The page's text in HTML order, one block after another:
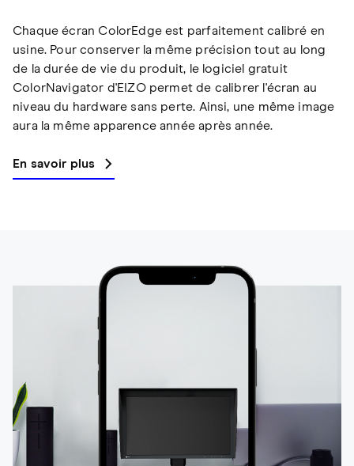
Chaque écran ColorEdge est parfaitement calibré en
usine. Pour conserver la même précision tout au long
de la durée de vie du produit, le logiciel gratuit
ColorNavigator d'EIZO permet de calibrer l'écran au
niveau du hardware sans perte. Ainsi, une même image
aura la même apparence année après année.
En savoir plus